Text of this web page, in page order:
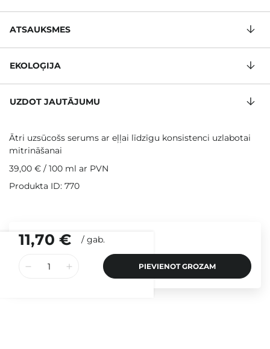
11,70 € / gab.
PIEVIENOT GROZAM
ATSAUKSMES
EKOLOĢIJA
UZDOT JAUTĀJUMU
Ātri uzsūcošs serums ar eļļai līdzīgu konsistenci uzlabotai
mitrināšanai
39,00 € / 100 ml ar PVN
Produkta ID: 770